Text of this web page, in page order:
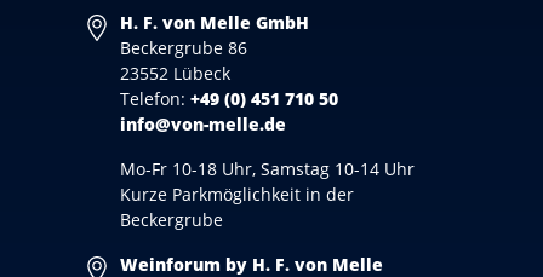
H. F. von Melle GmbH
Beckergrube 86
23552 Lübeck
Telefon: +49 (0) 451 710 50
info@von-melle.de
Mo-Fr 10-18 Uhr, Samstag 10-14 Uhr
Kurze Parkmöglichkeit in der
Beckergrube
Weinforum by H. F. von Melle